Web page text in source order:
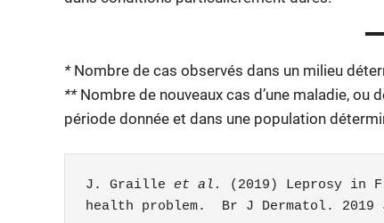
* Nombre de cas observés dans un milieu
** Nombre de nouveaux cas d’une maladie,
période donnée et dans une population
J. Graille et al.
(2019) Leprosy in
health problem.  Br J Dermatol. 2019